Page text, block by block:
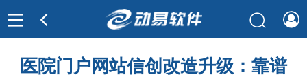
医院门户网站信创改造升级：靠谱